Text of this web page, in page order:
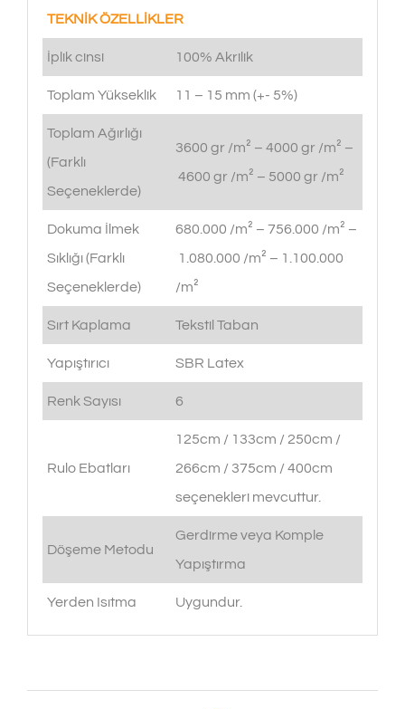
TEKNİK ÖZELLİKLER
İplik cinsi 100% Akrilik
Toplam Yükseklik 11 – 15 mm (+- 5%)
Toplam Ağırlığı
(Farklı
Seçeneklerde)
3600 gr /m² – 4000 gr /m² –
4600 gr /m² – 5000 gr /m²
Dokuma İlmek
Sıklığı (Farklı
Seçeneklerde)
680.000 /m² – 756.000 /m² –
1.080.000 /m² – 1.100.000
/m²
Sırt Kaplama Tekstil Taban
Yapıştırıcı SBR Latex
Renk Sayısı 6
Rulo Ebatları
125cm / 133cm / 250cm /
266cm / 375cm / 400cm
seçenekleri mevcuttur.
Döşeme Metodu
Gerdirme veya Komple
Yapıştırma
Yerden Isıtma Uygundur.